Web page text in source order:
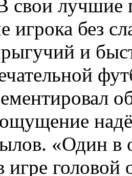
свои лучшие
игрока без
и
«Один в
игре головой